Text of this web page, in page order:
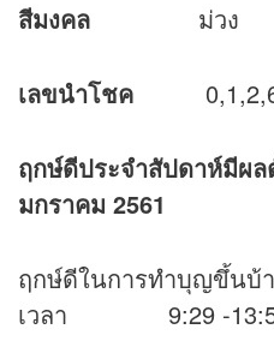
สีมงคล ม่วง
เลขนำโชค
ฤกษ์ดีประจำสัปดาห์มีผ
มกราคม 2561
ฤกษ์ดีในการทำบุญขึ้นบ้
เวลา 9:29 -